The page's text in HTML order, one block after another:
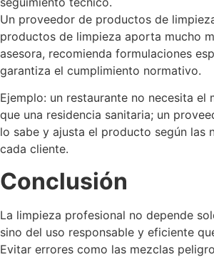
Un proveedor de productos de
productos de limpieza aporta mucho
asesora, recomienda formulaciones
garantiza el cumplimiento normativo.
Ejemplo: un restaurante no necesita el
que una residencia sanitaria; un
lo sabe y ajusta el producto según las
cada cliente.
Conclusión
La limpieza profesional no depende
sino del uso responsable y eficiente
Evitar errores como las mezclas